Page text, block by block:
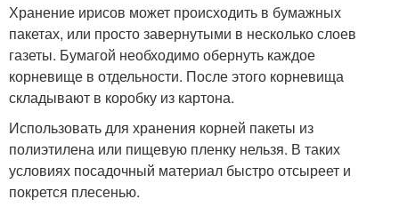
Хранение ирисов может происходить в бумажных
пакетах, или просто завернутыми в несколько слоев
газеты. Бумагой необходимо обернуть каждое
корневище в отдельности. После этого корневища
складывают в коробку из картона.
Использовать для хранения корней пакеты из
полиэтилена или пищевую пленку нельзя. В таких
условиях посадочный материал быстро отсыреет и
покрется плесенью.